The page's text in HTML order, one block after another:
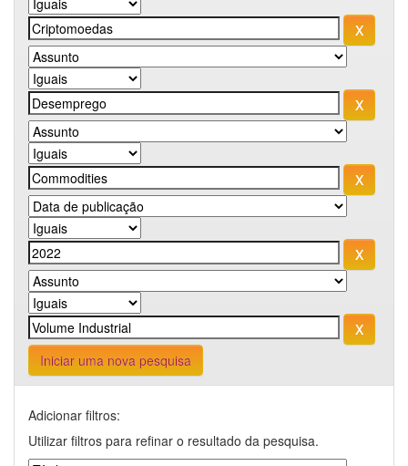
Iniciar uma nova pesquisa
Adicionar filtros:
Utilizar filtros para refinar o resultado da pesquisa.